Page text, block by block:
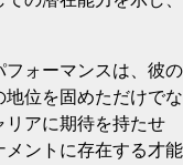
ォーマンスは、彼の
位を固めただけでな
リアに期待を持たせ
ントに存在する才能